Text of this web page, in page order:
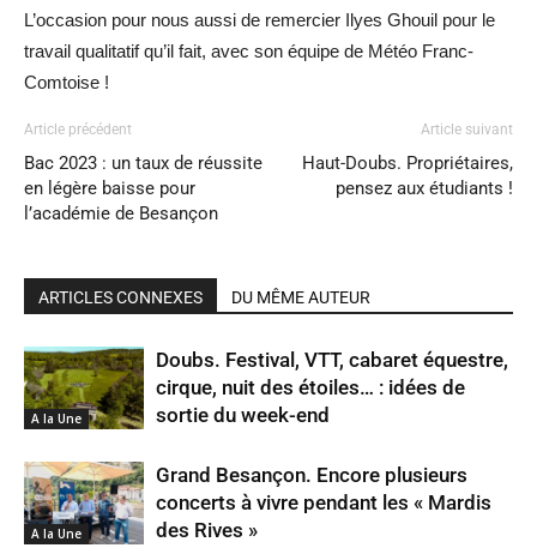
L’occasion pour nous aussi de remercier Ilyes Ghouil pour le
travail qualitatif qu’il fait, avec son équipe de Météo Franc-
Comtoise !
Article précédent
Bac 2023 : un taux de réussite
en légère baisse pour
l’académie de Besançon
Article suivant
Haut-Doubs. Propriétaires,
pensez aux étudiants !
ARTICLES CONNEXES DU MÊME AUTEUR
A la Une
Doubs. Festival, VTT, cabaret équestre,
cirque, nuit des étoiles… : idées de
sortie du week-end
A la Une
Grand Besançon. Encore plusieurs
concerts à vivre pendant les « Mardis
des Rives »